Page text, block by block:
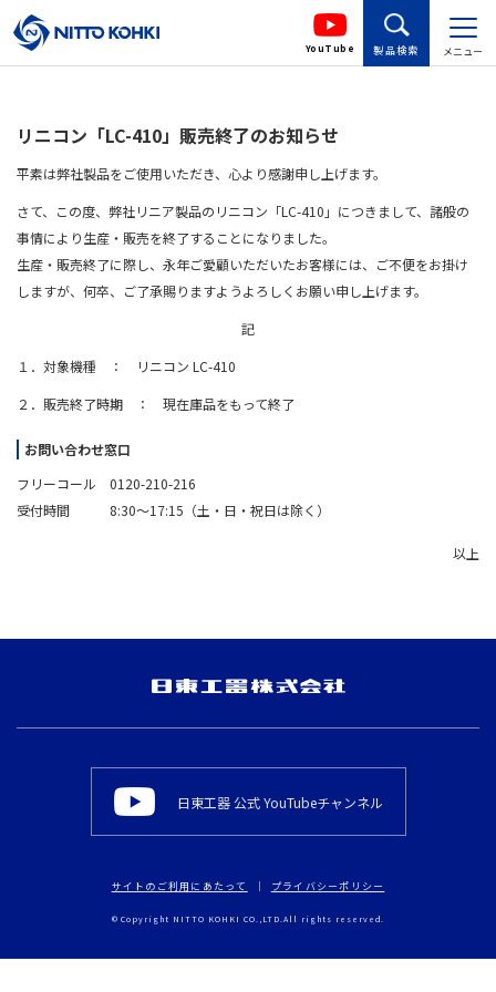
YouTube 製品検索 メニュー
リニコン「LC-410」販売終了のお知らせ
平素は弊社製品をご使用いただき、心より感謝申し上げます。
さて、この度、弊社リニア製品のリニコン「LC-410」につきまして、諸般の
事情により生産・販売を終了することになりました。
生産・販売終了に際し、永年ご愛顧いただいたお客様には、ご不便をお掛け
しますが、何卒、ご了承賜りますようよろしくお願い申し上げます。
記
１．対象機種 ： リニコン LC-410
２．販売終了時期 ： 現在庫品をもって終了
お問い合わせ窓口
フリーコール 0120-210-216
受付時間 8:30～17:15（土・日・祝日は除く）
以上
日東工器 公式 YouTubeチャンネル
サイトのご利用にあたって プライバシーポリシー
© Copyright NITTO KOHKI CO.,LTD.All rights reserved.